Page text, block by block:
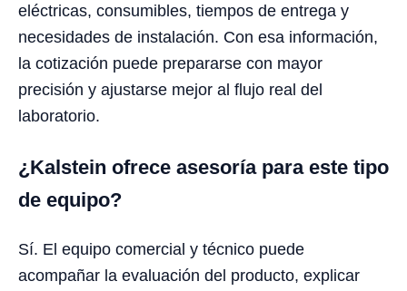
eléctricas, consumibles, tiempos de entrega y
necesidades de instalación. Con esa información,
la cotización puede prepararse con mayor
precisión y ajustarse mejor al flujo real del
laboratorio.
¿Kalstein ofrece asesoría para este tipo
de equipo?
Sí. El equipo comercial y técnico puede
acompañar la evaluación del producto, explicar